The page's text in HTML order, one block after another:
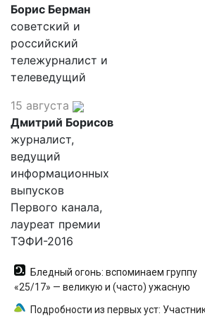
Борис Берман
советский и
российский
тележурналист и
телеведущий
15 августа
Дмитрий Борисов
журналист,
ведущий
информационных
выпусков
Первого канала,
лауреат премии
ТЭФИ-2016
Бледный огонь: вспоминаем группу
«25/17» — великую и (часто) ужасную
Подробности из первых уст: